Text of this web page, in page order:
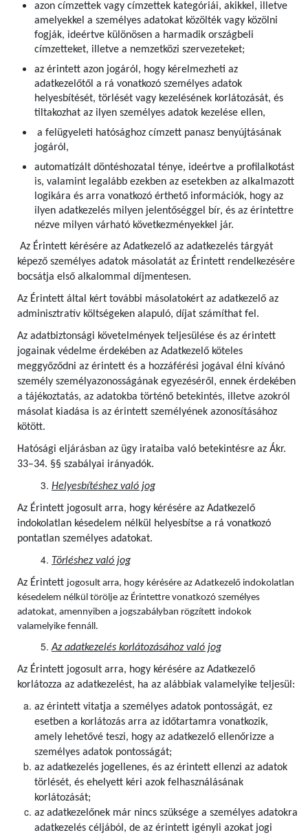
azon címzettek vagy címzettek kategóriái, akikkel, illetve
amelyekkel a személyes adatokat közölték vagy közölni
fogják, ideértve különösen a harmadik országbeli
címzetteket, illetve a nemzetközi szervezeteket;
az érintett azon jogáról, hogy kérelmezheti az
adatkezelőtől a rá vonatkozó személyes adatok
helyesbítését, törlését vagy kezelésének korlátozását, és
tiltakozhat az ilyen személyes adatok kezelése ellen,
a felügyeleti hatósághoz címzett panasz benyújtásának
jogáról,
automatizált döntéshozatal ténye, ideértve a profilalkotást
is, valamint legalább ezekben az esetekben az alkalmazott
logikára és arra vonatkozó érthető információk, hogy az
ilyen adatkezelés milyen jelentőséggel bír, és az érintettre
nézve milyen várható következményekkel jár.
Az Érintett kérésére az Adatkezelő az adatkezelés tárgyát
képező személyes adatok másolatát az Érintett rendelkezésére
bocsátja első alkalommal díjmentesen.
Az Érintett által kért további másolatokért az adatkezelő az
adminisztratív költségeken alapuló, díjat számíthat fel.
Az adatbiztonsági követelmények teljesülése és az érintett
jogainak védelme érdekében az Adatkezelő köteles
meggyőződni az érintett és a hozzáférési jogával élni kívánó
személy személyazonosságának egyezéséről, ennek érdekében
a tájékoztatás, az adatokba történő betekintés, illetve azokról
másolat kiadása is az érintett személyének azonosításához
kötött.
Hatósági eljárásban az ügy irataiba való betekintésre az Ákr.
33–34. §§ szabályai irányadók.
Helyesbítéshez való jog
Az Érintett jogosult arra, hogy kérésére az Adatkezelő
indokolatlan késedelem nélkül helyesbítse a rá vonatkozó
pontatlan személyes adatokat.
Törléshez való jog
Az Érintett jogosult arra, hogy kérésére az Adatkezelő indokolatlan
késedelem nélkül törölje az Érintettre vonatkozó személyes
adatokat, amennyiben a jogszabályban rögzített indokok
valamelyike fennáll.
Az adatkezelés korlátozásához való jog
Az Érintett jogosult arra, hogy kérésére az Adatkezelő
korlátozza az adatkezelést, ha az alábbiak valamelyike teljesül:
az érintett vitatja a személyes adatok pontosságát, ez
esetben a korlátozás arra az időtartamra vonatkozik,
amely lehetővé teszi, hogy az adatkezelő ellenőrizze a
személyes adatok pontosságát;
az adatkezelés jogellenes, és az érintett ellenzi az adatok
törlését, és ehelyett kéri azok felhasználásának
korlátozását;
az adatkezelőnek már nincs szüksége a személyes adatokra
adatkezelés céljából, de az érintett igényli azokat jogi